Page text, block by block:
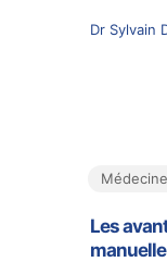
Dr Sylvain
Les